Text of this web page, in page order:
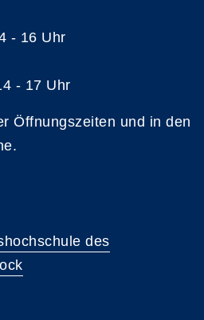
- 16 Uhr
- 17 Uhr
Öffnungszeiten und in den
des